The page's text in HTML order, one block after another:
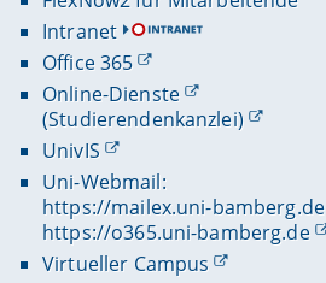
Intranet
Office 365
Online-Dienste
(Studierendenkanzlei)
UnivIS
Uni-Webmail:
https://mailex.uni-bamberg.de
https://o365.uni-bamberg.de
Virtueller Campus